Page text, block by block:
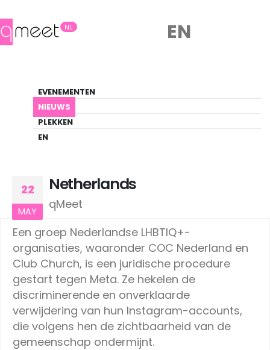
NL
EVENEMENTEN
NIEUWS
PLEKKEN
EN
EN
Nieuws
LHBTIQ+ Update
NIEUWS
22
MAY
Netherlands
qMeet
Een groep Nederlandse LHBTIQ+-
organisaties, waaronder COC Nederland en
Club Church, is een juridische procedure
gestart tegen Meta. Ze hekelen de
discriminerende en onverklaarde
verwijdering van hun Instagram-accounts,
die volgens hen de zichtbaarheid van de
gemeenschap ondermijnt.